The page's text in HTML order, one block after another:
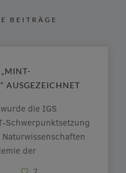
BEITRÄGE
AUSGEZEICHNET
die IGS
Schwerpunktsetzung
der